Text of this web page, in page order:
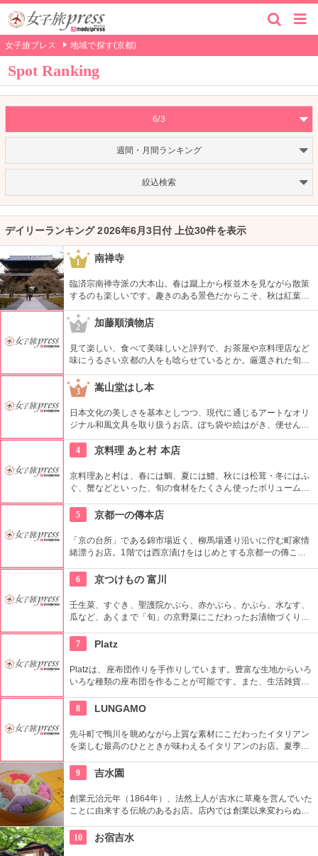
女子旅プレス 地域で探す(京都)
Spot Ranking
6/3
週間・月間ランキング
絞込検索
デイリーランキング 2026年6月3日付 上位30件を表示
1 南禅寺
臨済宗南禅寺派の大本山。春は蹴上から桜並木を見ながら散策
するのも楽しいです。趣きのある景色だからこそ、秋は紅葉の
美しさが際立つでしょう。三門に上って景色を楽しんでみて。
お寺の中で異彩を放つ洋風の水道橋『水路閣』もお見逃しな
く。
2 加藤順漬物店
見て楽しい、食べて美味しいと評判で、お茶屋や京料理店など
味にうるさい京都の人をも唸らせているとか。厳選された旬の
素材を、飽きのこない、また食べたいと思わせる味は、丹精込
めてつくられた物だからこそ。基本的には店舗とネット販売の
みなので、ぜひ立ち寄りたいお店。
3 嵩山堂はし本
日本文化の美しさを基本としつつ、現代に通じるアートなオリ
ジナル和風文具を取り扱うお店。ぽち袋や絵はがき、便せんや
お菓子敷きなど、どこか懐かしい、暖かいデザインの紙製品
は、あげる人にも、貰った人にも印象に残る物ばかり。ココで
4 京料理 あと村 本店
京料理あと村は、春には鯛、夏には鱧、秋には松茸・冬にはふ
ぐ、蟹などといった、旬の食材をたくさん使ったボリュームの
のせせらぎを聞きながら料理を味わうことができる。
5 京都一の傳本店
「京の台所」である錦市場近く、柳馬場通り沿いに佇む町家情
緒漂うお店。1階では西京漬けをはじめとする京都一の傳こだ
とした「旬のおもてなし料理」を楽しめる。
6 京つけもの 富川
壬生菜、すぐき、聖護院かぶら、赤かぶら、かぶら、水なす、
瓜など、あくまで「旬」の京野菜にこだわったお漬物づくりを
ことができる。機械を使わずに人の手で丁寧漬け込む京野菜の
お漬物をどうぞ。
7 Platz
Platzは、座布団作りを手作りしています。豊富な生地からいろ
いろな種類の座布団を作ることが可能です。また、生活雑貨・
きます。
8 LUNGAMO
先斗町で鴨川を眺めながら上質な素材にこだわったイタリアン
を楽しむ最高のひとときが味わえるイタリアンのお店。夏季限
２階のバーも楽しめる。
9 吉水園
創業元治元年（1864年）、法然上人が吉水に草庵を営んでいた
ことに由来する伝統のあるお店。店内では創業以来変わらぬ技
るほか、おいしいわらび餅をいただくこともできる。
10 お宿吉水